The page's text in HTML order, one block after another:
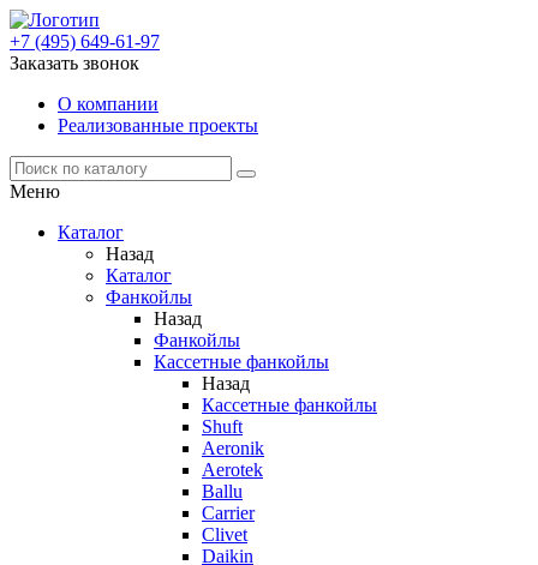
+7 (495) 649-61-97
Заказать звонок
О компании
Реализованные проекты
Меню
Каталог
Назад
Каталог
Фанкойлы
Назад
Фанкойлы
Кассетные фанкойлы
Назад
Кассетные фанкойлы
Shuft
Aeronik
Aerotek
Ballu
Carrier
Clivet
Daikin